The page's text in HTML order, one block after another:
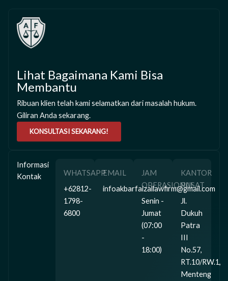
Lihat Bagaimana Kami Bisa
Membantu
Ribuan klien telah kami selamatkan dari masalah hukum.
Giliran Anda sekarang.
KONSULTASI SEKARANG!
Informasi
Kontak
WHATSAPP
+62812-
1798-
6800
EMAIL
infoakbarfaizallawfirm@gmail.com
JAM
OPERASIONAL
Senin -
Jumat
(07:00
-
18:00)
KANTOR
PUSAT
Jl.
Dukuh
Patra
III
No.57,
RT.10/RW.1,
Menteng